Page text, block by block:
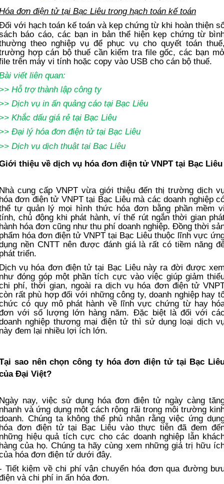
đơn điện tử tại Bạc Liêu trong hạch toán kế toán
với hạch toán kế toán và kẹp chứng từ khi hoàn thiện
báo cáo, các bạn in bản thể hiện kẹp chứng từ
theo nghiệp vụ để phục vụ cho quyết toán
hợp cán bộ thuế cần kiểm tra file gốc, các bạn
trên máy vi tính hoặc copy vào USB cho cán bộ thuế.
viết liên quan:
Hỗ trợ thành lập công ty
Dịch vụ in ấn quảng cáo tại Bạc Liêu
Khắc dấu giá rẻ tại Bạc Liêu
Đại lý hóa đơn điện tửtại Bạc Liêu
Dịch vụ dịch thuật tại Bạc Liêu
thiệu về dịch vụ hóa đơn điện tử VNPT tại Bạc Liêu
cung cấp VNPT vừa giới thiệu đến thị trường dịch
đơn điện tử VNPT tại Bạc Liêu mà các doanh nghiệp
tự quản lý mọi hình thức hóa đơn bằng phần mềm
chủ động khi phát hành, ví thế rút ngắn thời gian
hóa đơn cũng như thu phí doanh nghiệp. Đồng thời
hóa đơn điện tử VNPT tại Bạc Liêu thuộc lĩnh vực
nền CNTT nên được đánh giá là rất có tiềm năng
triển.
vụ hóa đơn điện tử tại Bạc Liêu này ra đời được
đóng góp một phần tích cực vào việc giúp giảm
phí, thời gian, ngoài ra dịch vụ hóa đơn điện tử
rất phù hợp đối với những công ty, doanh nghiệp hay
có quy mô phát hành về lĩnh vực chứng từ hay
với số lượng lớn hàng năm. Đặc biệt là đối với
nghiệp thương mại điện tử thì sử dụng loại dịch
đem lại nhiều lợi ích lớn.
sao nên chọn công ty hóa đơn điện tử tại Bạc
Đại Việt?
nay, việc sử dụng hóa đơn điện tử ngày càng
và ứng dụng một cách rộng rãi trong môi trường
Chúng ta không thể phủ nhận rằng việc ứng
đơn điện tử tại Bạc Liêu vào thực tiễn đã đem
hiệu quả tích cực cho các doanh nghiệp lẫn
của họ. Chúng ta hãy cùng xem những giá trị hữu
hóa đơn điện tử dưới đây.
Tiết kiệm về chi phí vận chuyển hóa đơn qua đường
và chi phí in ấn hóa đơn.